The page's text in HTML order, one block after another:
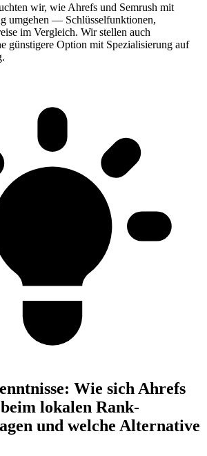
wir, wie Ahrefs und Semrush mit
umgehen — Schlüsselfunktionen,
im Vergleich. Wir stellen auch
günstigere Option mit Spezialisierung auf
Wie sich Ahrefs
lokalen Rank-
und welche Alternative